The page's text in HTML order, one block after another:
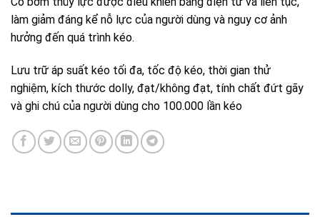
làm giảm đáng kể nỗ lực của người dùng và nguy cơ ảnh
hưởng đến quá trình kéo.
Lưu trữ áp suất kéo tối đa, tốc độ kéo, thời gian thử
nghiệm, kích thước dolly, đạt/không đạt, tính chất đứt gãy
và ghi chú của người dùng cho 100.000 lần kéo